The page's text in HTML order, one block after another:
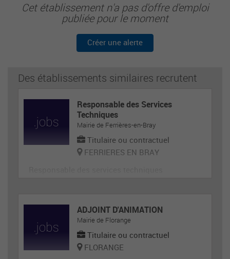
Cet établissement n'a pas d'offre d'emploi
publiée pour le moment
Créer une alerte
Des établissements similaires recrutent
Responsable des Services
Techniques
Mairie de Ferrières-en-Bray
Titulaire ou contractuel
FERRIERES EN BRAY
ADJOINT D'ANIMATION
Mairie de Florange
Titulaire ou contractuel
FLORANGE